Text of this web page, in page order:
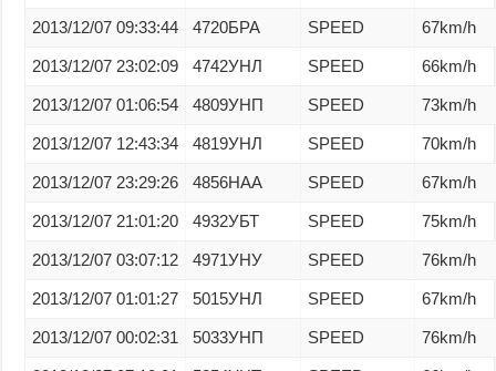
2013/12/07 09:33:44 4720БРА SPEED 67km/h
2013/12/07 23:02:09 4742УНЛ SPEED 66km/h
2013/12/07 01:06:54 4809УНП SPEED 73km/h
2013/12/07 12:43:34 4819УНЛ SPEED 70km/h
2013/12/07 23:29:26 4856НАА SPEED 67km/h
2013/12/07 21:01:20 4932УБТ SPEED 75km/h
2013/12/07 03:07:12 4971УНУ SPEED 76km/h
2013/12/07 01:01:27 5015УНЛ SPEED 67km/h
2013/12/07 00:02:31 5033УНП SPEED 76km/h